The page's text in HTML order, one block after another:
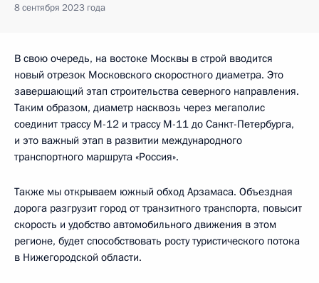
8 сентября 2023 года
В свою очередь, на востоке Москвы в строй вводится
новый отрезок Московского скоростного диаметра. Это
завершающий этап строительства северного направления.
Таким образом, диаметр насквозь через мегаполис
соединит трассу М-12 и трассу М-11 до Санкт-Петербурга,
и это важный этап в развитии международного
транспортного маршрута «Россия».
Также мы открываем южный обход Арзамаса. Объездная
дорога разгрузит город от транзитного транспорта, повысит
скорость и удобство автомобильного движения в этом
регионе, будет способствовать росту туристического потока
в Нижегородской области.